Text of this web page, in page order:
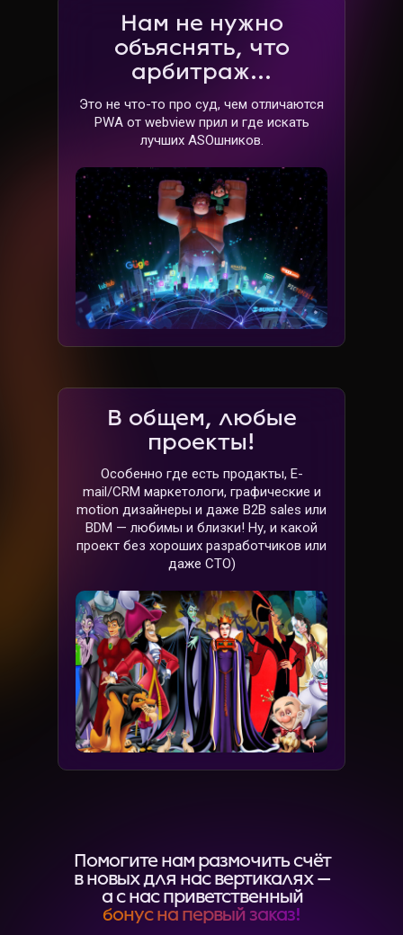
Особенно где есть продакты, E-
mail/CRM маркетологи, графические и
motion дизайнеры и даже B2B sales или
BDM — любимы и близки! Ну, и какой
проект без хороших разработчиков или
даже CTO)
В общем, любые
проекты!
Это не что-то про суд, чем отличаются
PWA от webview прил и где искать
лучших ASOшников.
Нам не нужно
объяснять, что
арбитраж...
Помогите нам размочить счёт
в новых для нас вертикалях —
а с нас приветственный
бонус на первый заказ!